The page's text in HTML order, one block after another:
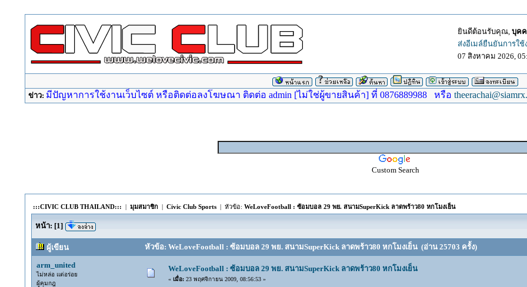
ยินดีต้อนรับคุณ, บุค
ส่งอีเมล์ยืนยันการใช้
07 สิงหาคม 2026,
ข่าว: มีปัญหาการใช้งานเว็บไซต์ หรือติดต่อลงโฆษณา ติดต่อ admin [ไม่ใช่ผู้ขายสินค้า] ที่ 0876889988 หรือ
Custom Search
:::CIVIC CLUB THAILAND::: | มุมสมาชิก| Civic Club Sports| หัวข้อ: WeLoveFootball : ซ้อมบอล 29 พย. สนามSuperKick ลาดพร้าว80 หกโมงเย็น
หน้า: [1]
ผู้เขียน หัวข้อ: WeLoveFootball : ซ้อมบอล 29 พย. สนามSuperKick ลาดพร้าว80 หกโมงเย็น (อ่าน 25703 ครั้ง)
arm_united
ไม่หล่อ แต่อร่อย
ผู้คุมกฎ
WeLoveFootball : ซ้อมบอล 29 พย. สนามSuperKick ลาดพร้าว80 หกโมงเย็น
« เมื่อ:23 พฤศจิกายน 2009, 08:56:53 »